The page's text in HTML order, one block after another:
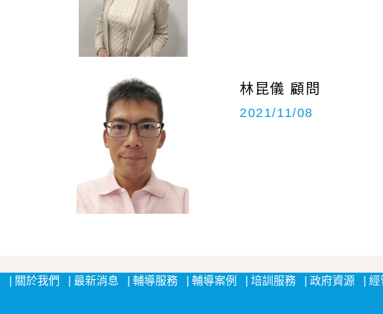
林昆儀 顧問
2021/11/08
:::
關於我們 最新消息 輔導服務 輔導案例 培訓服務 政府資源 經